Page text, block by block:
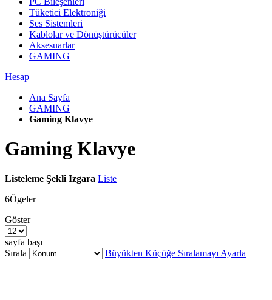
Tüketici Elektroniği
Ses Sistemleri
Kablolar ve Dönüştürücüler
Aksesuarlar
GAMING
Hesap
Ana Sayfa
GAMING
Gaming Klavye
Gaming Klavye
Listeleme Şekli Izgara Liste
6Ögeler
Göster
sayfa başı
Sırala
Büyükten Küçüğe Sıralamayı Ayarla